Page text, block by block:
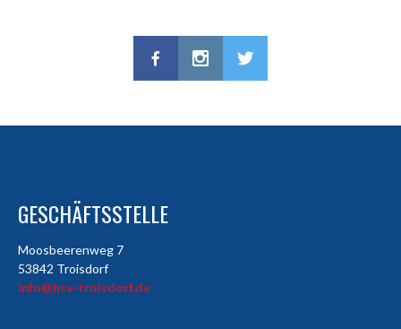
GESCHÄFTSSTELLE
Moosbeerenweg 7
53842 Troisdorf
info@hsv-troisdorf.de